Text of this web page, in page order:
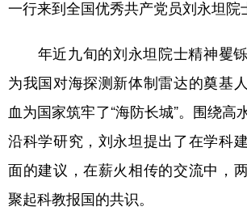
一行来到全国优秀共产党员刘永坦院
年近九旬的刘永坦院士精神矍铄
为我国对海探测新体制雷达的奠基
血为国家筑牢了“海防长城”。围绕高
沿科学研究，刘永坦提出了在学科
面的建议，在薪火相传的交流中，
聚起科教报国的共识。